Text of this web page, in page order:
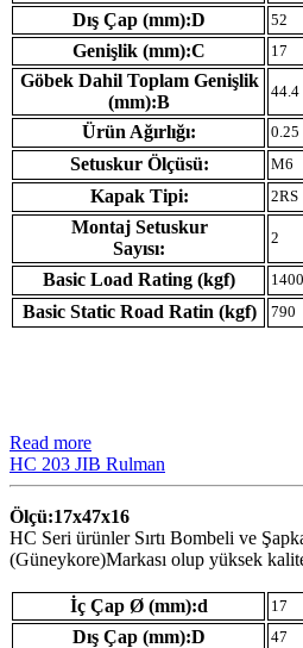
Dış Çap (mm):D 52
Genişlik (mm):C 17
Göbek Dahil Toplam Genişlik
(mm):B
44.4
Ürün Ağırlığı: 0.25
Setuskur Ölçüsü: M6
Kapak Tipi: 2RS
Montaj Setuskur
Sayısı:
2
Basic Load Rating (kgf) 1400
Basic Static Road Ratin (kgf) 790
Read more
HC 203 JIB Rulman
Ölçü:17x47x16
HC Seri ürünler Sırtı Bombeli ve
(Güneykore)Markası olup yüksek
İç Çap Ø (mm):d 17
Dış Çap (mm):D 47